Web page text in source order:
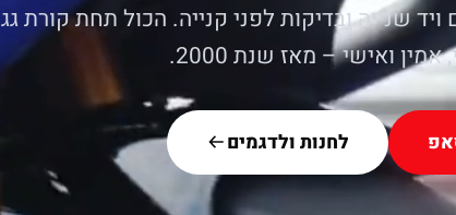
ויד שנייה ובדיקות לפני קנייה. הכול תחת קורת גג
ואישי – מאז שנת 2000.
לחנות ולדגמים